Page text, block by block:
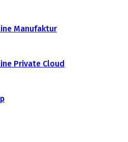
Manufaktur
Private Cloud